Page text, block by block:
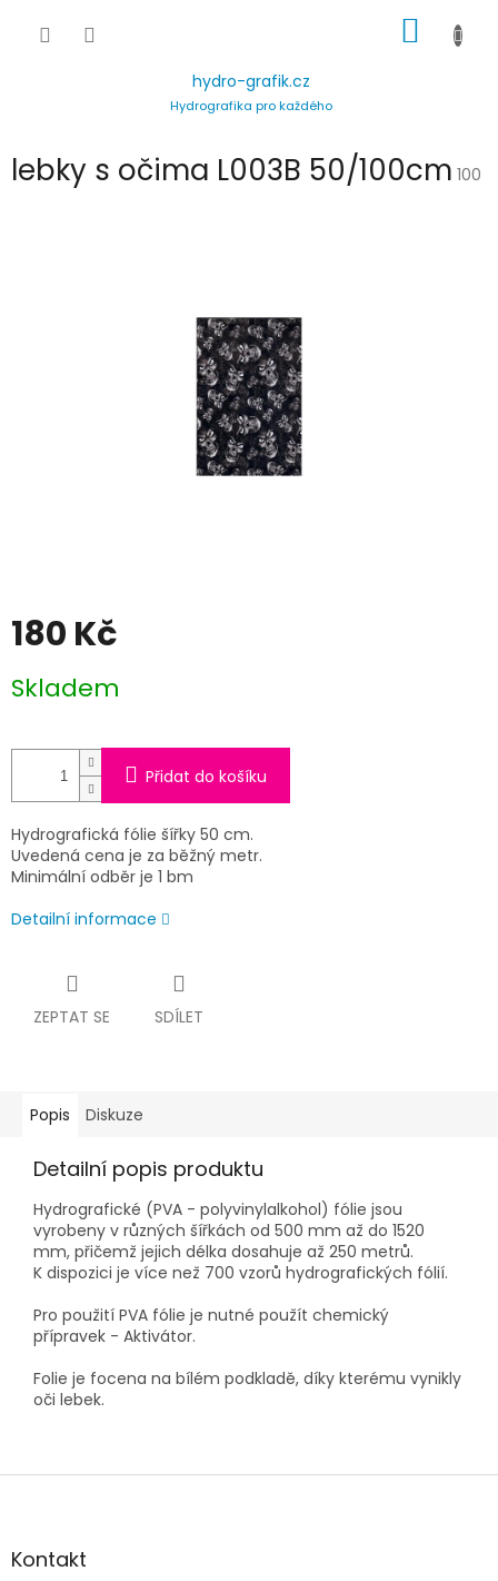
hydro-grafik.cz
Hydrografika pro každého
KOŠÍK
lebky s očima L003B 50/100cm 100
180 Kč
cena:
Skladem
Přidat do košíku
Hydrografická fólie šířky 50 cm.
Uvedená cena je za běžný metr.
Minimální odběr je 1 bm
Detailní informace
ZEPTAT SE SDÍLET
Popis Diskuze
Detailní popis produktu
Hydrografické (PVA - polyvinylalkohol) fólie jsou
vyrobeny v různých šířkách od 500 mm až do 1520
mm, přičemž jejich délka dosahuje až 250 metrů.
K dispozici je více než 700 vzorů hydrografických fólií.
Pro použití PVA fólie je nutné použít chemický
přípravek - Aktivátor.
Folie je focena na bílém podkladě, díky kterému vynikly
oči lebek.
Z
aKontakt